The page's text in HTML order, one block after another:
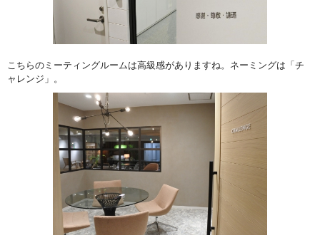
こちらのミーティングルームは高級感がありますね。ネーミングは「チ
ャレンジ」。